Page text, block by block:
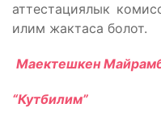
аттестациялык
илим жактаса болот.
Маектешкен
“Кутбилим”